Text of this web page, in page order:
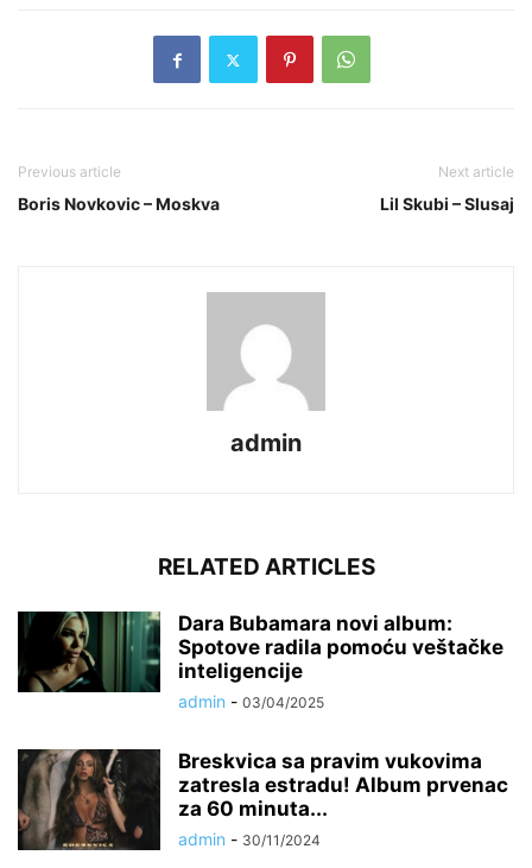
Previous article
Boris Novkovic – Moskva
Next article
Lil Skubi – Slusaj
admin
RELATED ARTICLES
Dara Bubamara novi album:
Spotove radila pomoću veštačke
inteligencije
admin - 03/04/2025
Breskvica sa pravim vukovima
zatresla estradu! Album prvenac
za 60 minuta...
admin - 30/11/2024